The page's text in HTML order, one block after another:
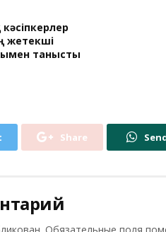
жетекші
танысты
Share